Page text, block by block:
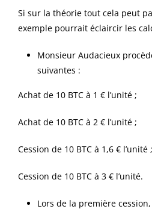
Si sur la théorie tout cela peut
exemple pourrait éclaircir les
Monsieur Audacieux
suivantes :
Achat de 10 BTC à 1 € l’unité ;
Achat de 10 BTC à 2 € l’unité ;
Cession de 10 BTC à 1,6 € l’unité ;
Cession de 10 BTC à 3 € l’unité.
Lors de la première